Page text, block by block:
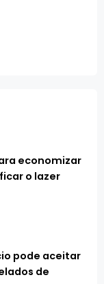
economizar
o lazer
pode aceitar
de